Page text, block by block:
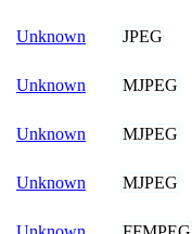
Unknown JPEG
Unknown MJPEG
Unknown MJPEG
Unknown MJPEG